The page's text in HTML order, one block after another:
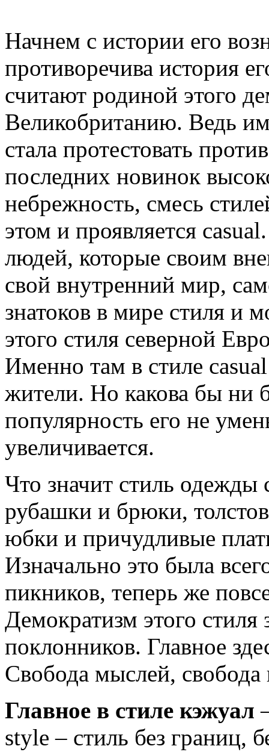
Начнем с истории его
противоречива история
считают родиной этого
Великобританию. Ведь
стала протестовать
последних новинок
небрежность, смесь
этом и проявляется
людей, которые своим
свой внутренний мир,
знатоков в мире стиля и
этого стиля северной
Именно там в стиле
жители. Но какова бы ни
популярность его не
увеличивается.
Что значит стиль
рубашки и брюки,
юбки и причудливые
Изначально это была
пикников, теперь же
Демократизм этого стиля
поклонников. Главное
Свобода мыслей,
Главное в стиле кэжуал
style – стиль без границ,